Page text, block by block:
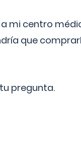
mi centro
que
pregunta.